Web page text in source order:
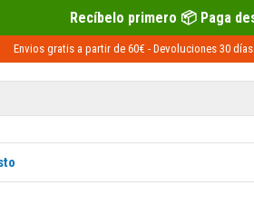
📦 Paga después con Sequra 💶
Envios gratis a partir de 60€ - Devoluciones 30 días